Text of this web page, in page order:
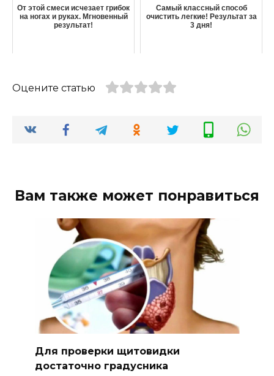
От этой смеси исчезает грибок
на ногах и руках. Мгновенный
результат!
Самый классный способ
очистить легкие! Результат за
3 дня!
Оцените статью
Вам также может понравиться
Для проверки щитовидки
достаточно градусника